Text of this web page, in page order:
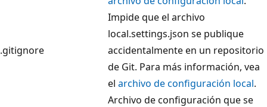
.gitignore
Impide que el archivo
local.settings.json se publique
accidentalmente en un repositorio
de Git. Para más información, vea
el archivo de configuración local.
Archivo de configuración que se